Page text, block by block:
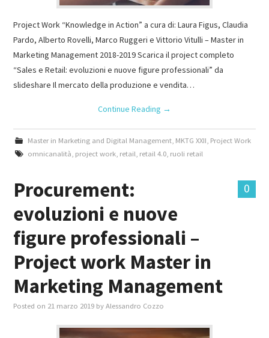
Project Work “Knowledge in Action” a cura di: Laura Figus, Claudia
Pardo, Alberto Rovelli, Marco Ruggeri e Vittorio Vitulli – Master in
Marketing Management 2018-2019 Scarica il project completo
“Sales e Retail: evoluzioni e nuove figure professionali” da
slideshare Il mercato della produzione e vendita…
Continue Reading →
Master in Marketing and Digital Management, MKTG XXII Project Work
omnicanalità project work, retail retail 4.0, ruoli retail
0
Procurement:
evoluzioni e nuove
figure professionali –
Project work Master in
Marketing Management
Posted on 21 marzo 2019 byAlessandro Cozzo